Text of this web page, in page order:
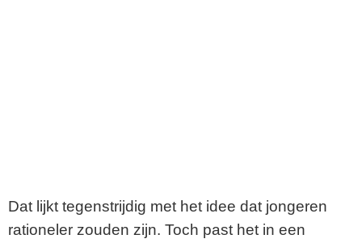
Dat lijkt tegenstrijdig met het idee dat jongeren
rationeler zouden zijn. Toch past het in een